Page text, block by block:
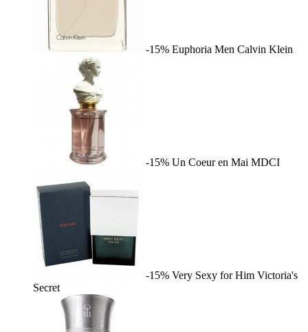
-15% Euphoria Men Calvin Klein
-15% Un Coeur en Mai MDCI
-15% Very Sexy for Him Victoria's
Secret